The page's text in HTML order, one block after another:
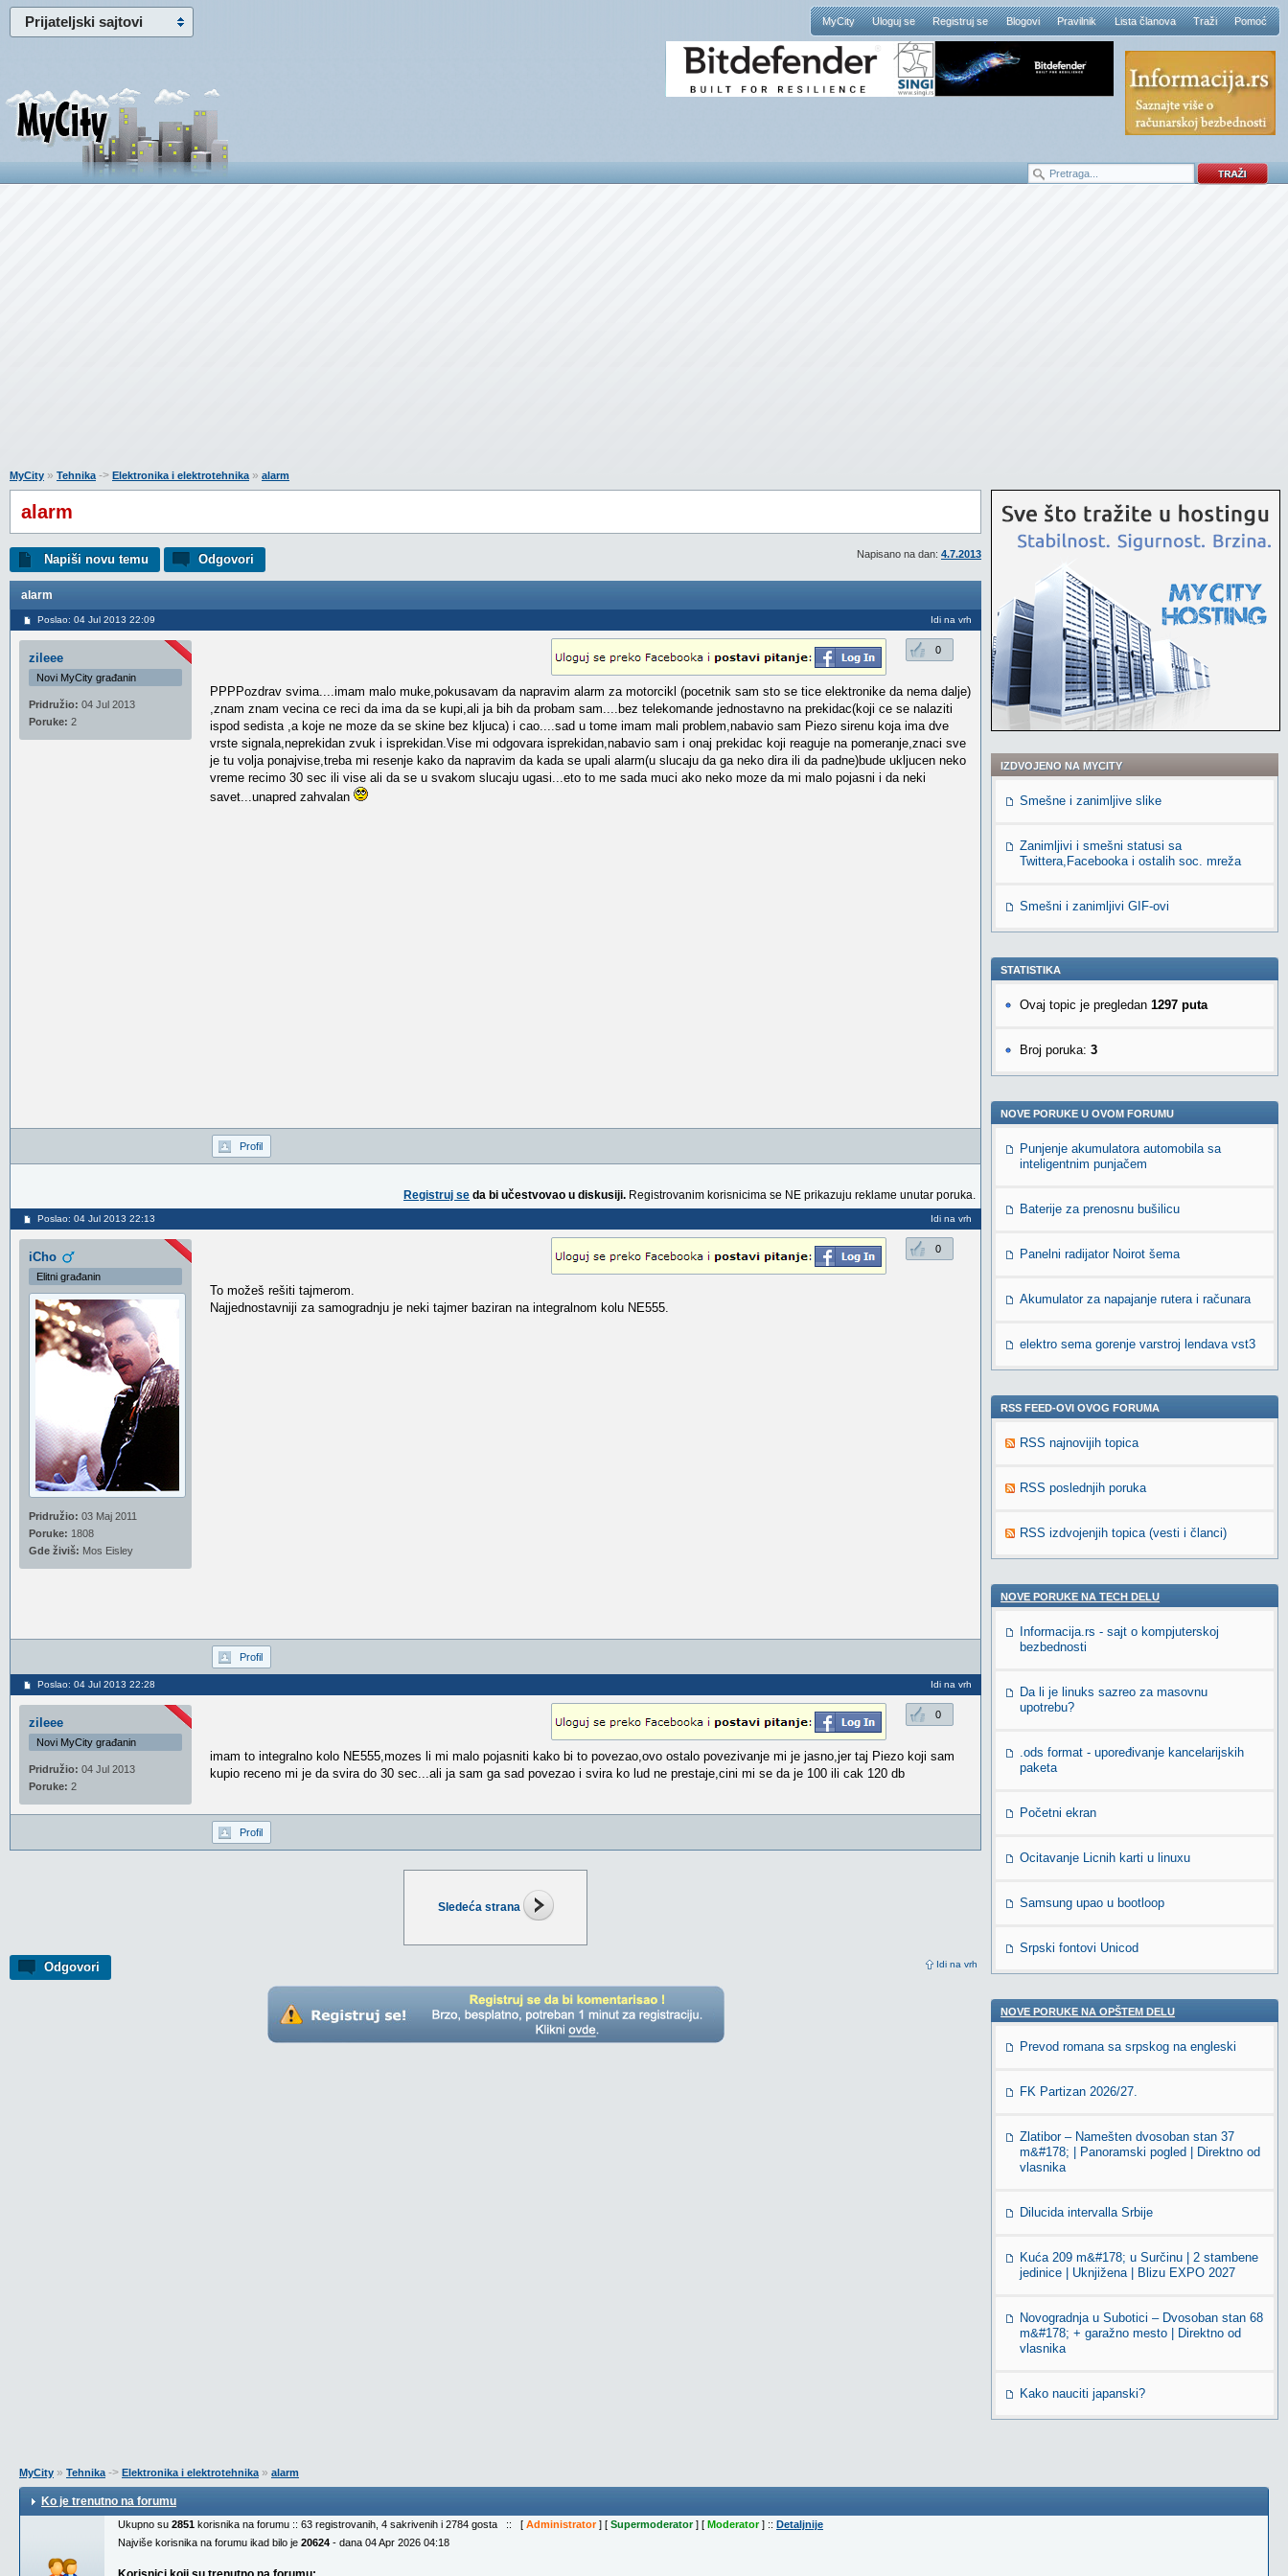
Prijateljski sajtovi MyCity Uloguj se Registruj se Blogovi Pravilnik Lista članova Traži Pomoć
MyCity » Tehnika-> Elektronika i elektrotehnika» alarm
alarm
Napisano na dan: 4.7.2013
Napiši novu temu Odgovori
alarm
Sledeća strana
Odgovori Idi na vrh
Poslao: 04 Jul 2013 22:09 Idi na vrh
zileee
Novi MyCity građanin
Pridružio: 04 Jul 2013
Poruke: 2
0
PPPPozdrav svima....imam malo muke,pokusavam da napravim alarm za motorcikl (pocetnik sam sto se tice elektronike da nema dalje)
,znam znam vecina ce reci da ima da se kupi,ali ja bih da probam sam....bez telekomande jednostavno na prekidac(koji ce se nalaziti
ispod sedista ,a koje ne moze da se skine bez kljuca) i cao....sad u tome imam mali problem,nabavio sam Piezo sirenu koja ima dve
vrste signala,neprekidan zvuk i isprekidan.Vise mi odgovara isprekidan,nabavio sam i onaj prekidac koji reaguje na pomeranje,znaci sve
je tu volja ponajvise,treba mi resenje kako da napravim da kada se upali alarm(u slucaju da ga neko dira ili da padne)bude ukljucen neko
vreme recimo 30 sec ili vise ali da se u svakom slucaju ugasi...eto to me sada muci ako neko moze da mi malo pojasni i da neki
savet...unapred zahvalan
Profil
Registruj se da bi učestvovao u diskusiji. Registrovanim korisnicima se NE prikazuju reklame unutar poruka.
Poslao: 04 Jul 2013 22:13 Idi na vrh
iCho
Elitni građanin
Pridružio: 03 Maj 2011
Poruke: 1808
Gde živiš: Mos Eisley
0
To možeš rešiti tajmerom.
Najjednostavniji za samogradnju je neki tajmer baziran na integralnom kolu NE555.
Profil
Poslao: 04 Jul 2013 22:28 Idi na vrh
zileee
Novi MyCity građanin
Pridružio: 04 Jul 2013
Poruke: 2
0
imam to integralno kolo NE555,mozes li mi malo pojasniti kako bi to povezao,ovo ostalo povezivanje mi je jasno,jer taj Piezo koji sam
kupio receno mi je da svira do 30 sec...ali ja sam ga sad povezao i svira ko lud ne prestaje,cini mi se da je 100 ili cak 120 db
Profil
IZDVOJENO NA MYCITY
Smešne i zanimljive slike
Zanimljivi i smešni statusi sa
Twittera,Facebooka i ostalih soc. mreža
Smešni i zanimljivi GIF-ovi
STATISTIKA
Ovaj topic je pregledan 1297 puta
Broj poruka: 3
NOVE PORUKE U OVOM FORUMU
Punjenje akumulatora automobila sa
inteligentnim punjačem
Baterije za prenosnu bušilicu
Panelni radijator Noirot šema
Akumulator za napajanje rutera i računara
elektro sema gorenje varstroj lendava vst3
RSS FEED-OVI OVOG FORUMA
RSS najnovijih topica
RSS poslednjih poruka
RSS izdvojenjih topica (vesti i članci)
NOVE PORUKE NA TECH DELU
Informacija.rs - sajt o kompjuterskoj
bezbednosti
Da li je linuks sazreo za masovnu
upotrebu?
.ods format - upoređivanje kancelarijskih
paketa
Početni ekran
Ocitavanje Licnih karti u linuxu
Samsung upao u bootloop
Srpski fontovi Unicod
NOVE PORUKE NA OPŠTEM DELU
Prevod romana sa srpskog na engleski
FK Partizan 2026/27.
Zlatibor – Namešten dvosoban stan 37
m&#178; | Panoramski pogled | Direktno od
vlasnika
Dilucida intervalla Srbije
Kuća 209 m&#178; u Surčinu | 2 stambene
jedinice | Uknjižena | Blizu EXPO 2027
Novogradnja u Subotici – Dvosoban stan 68
m&#178; + garažno mesto | Direktno od
vlasnika
Kako nauciti japanski?
MyCity » Tehnika-> Elektronika i elektrotehnika» alarm
Ko je trenutno na forumu
Ukupno su 2851 korisnika na forumu :: 63 registrovanih, 4 sakrivenih i 2784 gosta :: [ Administrator] [ Supermoderator] [ Moderator] :: Detaljnije
Najviše korisnika na forumu ikad bilo je 20624 - dana 04 Apr 2026 04:18